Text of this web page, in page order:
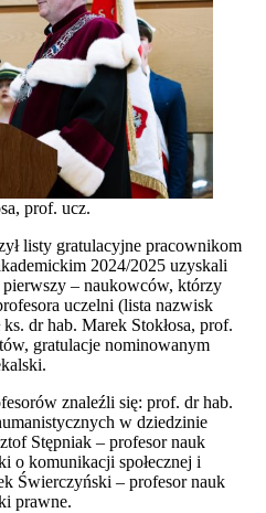
prof. ucz.
listy gratulacyjne pracownikom
2024/2025 uzyskali
pierwszy – naukowców, którzy
uczelni (lista nazwisk
dr hab. Marek Stokłosa, prof.
gratulacje nominowanym
znaleźli się: prof. dr hab.
w dziedzinie
Stępniak – profesor nauk
o komunikacji społecznej i
Świerczyński – profesor nauk
prawne.